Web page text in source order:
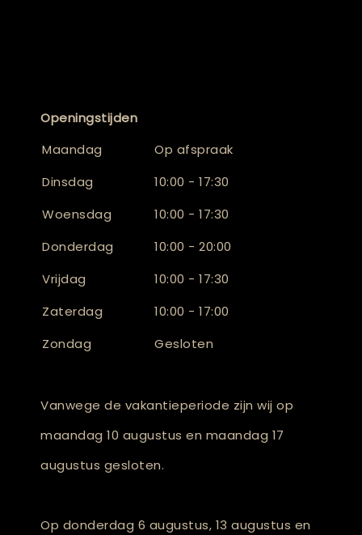
Openingstijden
Maandag
Op afspraak
Dinsdag
10:00 - 17:30
Woensdag
10:00 - 17:30
Donderdag
10:00 - 20:00
Vrijdag
10:00 - 17:30
Zaterdag
10:00 - 17:00
Zondag
Gesloten
Vanwege de vakantieperiode zijn wij op
maandag 10 augustus en maandag 17
augustus gesloten.
Op donderdag 6 augustus, 13 augustus en